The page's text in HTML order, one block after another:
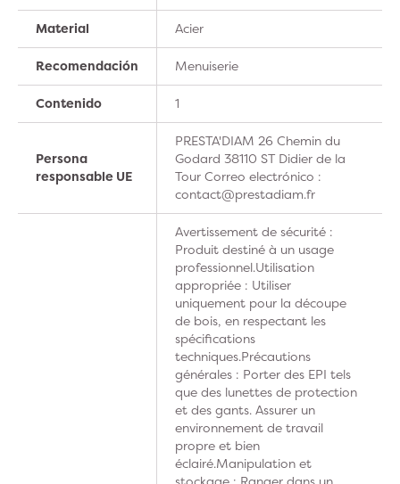
Material Acier
Recomendación Menuiserie
Contenido 1
Persona
responsable UE
PRESTA'DIAM 26 Chemin du
Godard 38110 ST Didier de la
Tour Correo electrónico :
contact@prestadiam.fr
Avertissement de sécurité :
Produit destiné à un usage
professionnel.Utilisation
appropriée : Utiliser
uniquement pour la découpe
de bois, en respectant les
spécifications
techniques.Précautions
générales : Porter des EPI tels
que des lunettes de protection
et des gants. Assurer un
environnement de travail
propre et bien
éclairé.Manipulation et